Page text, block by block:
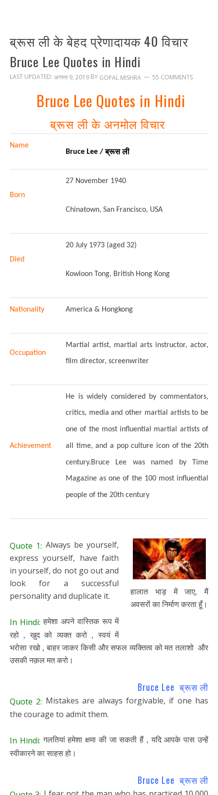
ब्रूस ली के बेहद प्रेणादायक 40 विचार
Bruce Lee Quotes in Hindi
LAST UPDATED: अगस्त 9, 2019 BY GOPAL MISHRA 55 COMMENTS
Bruce Lee Quotes in Hindi
ब्रूस ली के अनमोल विचार
Name
Bruce Lee /ब्रूस ली
Born
27 November 1940
Chinatown, San Francisco, USA
Died
20 July 1973 (aged 32)
Kowloon Tong, British Hong Kong
Nationality America & Hongkong
Occupation
Martial artist, martial arts instructor, actor,
film director, screenwriter
Achievement
He is widely considered by commentators,
critics, media and other martial artists to be
one of the most influential martial artists of
all time, and a pop culture icon of the 20th
century.Bruce Lee was named by Time
Magazine as one of the 100 most influential
people of the 20th century
हालात भाड़ में जाए, मैं
अवसरों का निर्माण करता हूँ।
Quote 1: Always be yourself,
express yourself, have faith
in yourself, do not go out and
look for a successful
personality and duplicate it.
In Hindi: हमेशा अपने वास्तिक रूप में
रहो , खुद को व्यक्त करो , स्वयं में
भरोसा रखो , बाहर जाकर किसी और सफल व्यक्तित्व को मत तलाशो और
उसकी नक़ल मत करो।
Bruce Lee ब्रूस ली
Quote 2: Mistakes are always forgivable, if one has
the courage to admit them.
In Hindi: गलतियां हमेशा क्षमा की जा सकती हैं , यदि आपके पास उन्हें
स्वीकारने का साहस हो।
Bruce Lee ब्रूस ली